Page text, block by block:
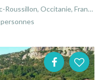
Occitanie, France